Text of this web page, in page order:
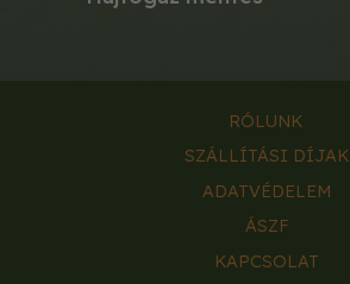
RÓLUNK
SZÁLLÍTÁSI DÍJAK
ADATVÉDELEM
ÁSZF
KAPCSOLAT